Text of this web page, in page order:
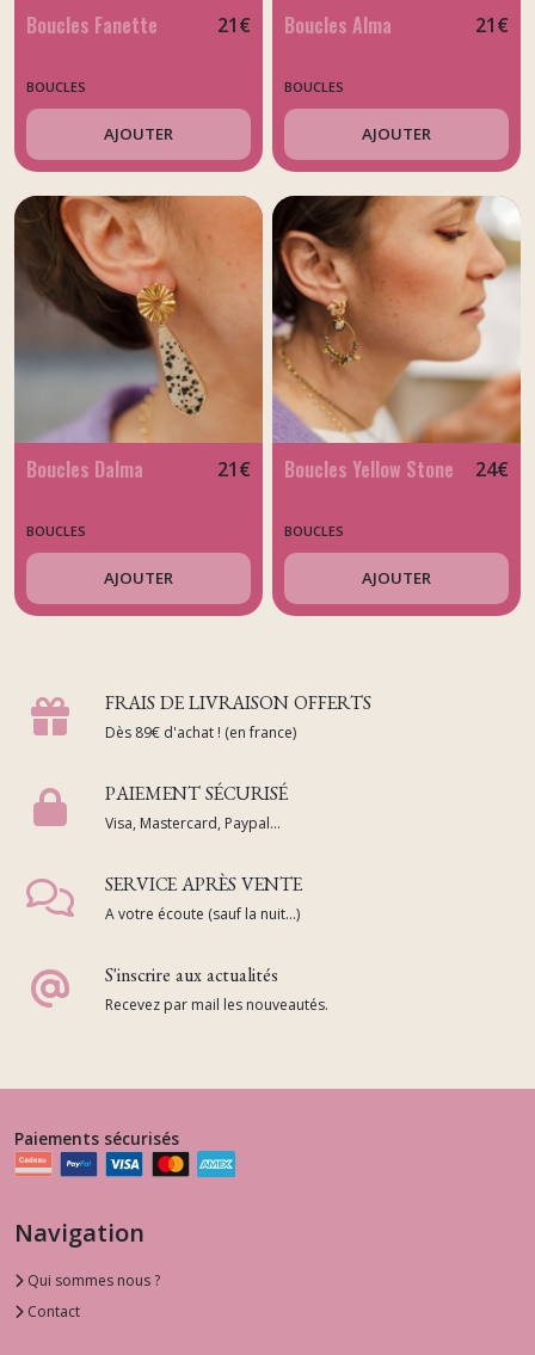
Boucles Fanette 21€
BOUCLES
AJOUTER
Boucles Alma 21€
BOUCLES
AJOUTER
Boucles Dalma 21€
BOUCLES
AJOUTER
Boucles Yellow Stone 24€
BOUCLES
AJOUTER
FRAIS DE LIVRAISON OFFERTS
Dès 89€ d'achat ! (en france)
PAIEMENT SÉCURISÉ
Visa, Mastercard, Paypal...
SERVICE APRÈS VENTE
A votre écoute (sauf la nuit...)
S'inscrire aux actualités
Recevez par mail les nouveautés.
Paiements sécurisés
Navigation
Qui sommes nous ?
Contact